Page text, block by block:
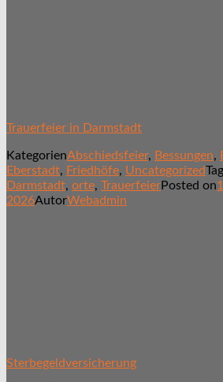
Trauerfeier in Darmstadt
KategorienAbschiedsfeier, Bessungen,
Eberstadt, Friedhöfe, Uncategorized
Darmstadt, orte, TrauerfeierPosted on
2026AutorWebadmin
Sterbegeldversicherung